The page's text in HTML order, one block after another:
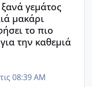
γεμάτος
μακάρι
το πιο
την καθεμιά
08:39 AM